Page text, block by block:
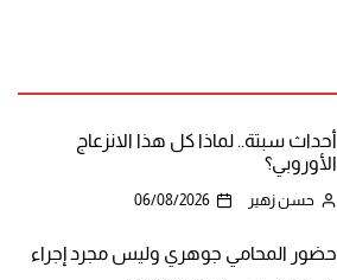
أحداث سبتة.. لماذا كل هذا الانزعاج
الأوروبي؟
حسن زهير 06/08/2026
حضور المحامي جوهري وليس مجرد إجراء